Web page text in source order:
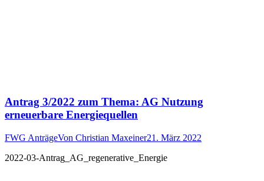
Antrag 3/2022 zum Thema: AG Nutzung
erneuerbare Energiequellen
FWG AnträgeVon Christian Maxeiner21. März 2022
2022-03-Antrag_AG_regenerative_Energie